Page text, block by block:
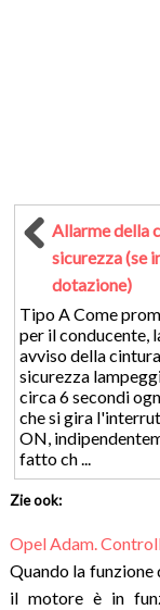
Allarme della
sicurezza (se
dotazione)
Tipo A Come
per il conducente,
avviso della
sicurezza
circa 6 secondi
che si gira
ON,
fatto ch ...
Zie ook:
Opel Adam.
Quando la
il motore è in